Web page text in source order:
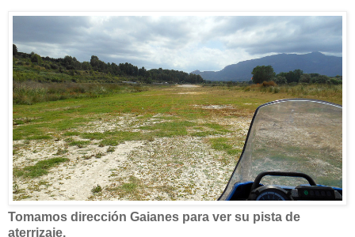
Tomamos dirección Gaianes para ver su pista de
aterrizaje.